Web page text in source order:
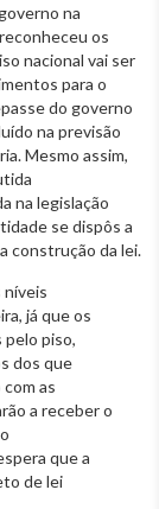
na
os
nacional vai ser
para o
do governo
na previsão
Mesmo assim,
na legislação
se dispôs a
construção da lei.
níveis
já que os
piso,
dos que
as
a receber o
que a
de lei